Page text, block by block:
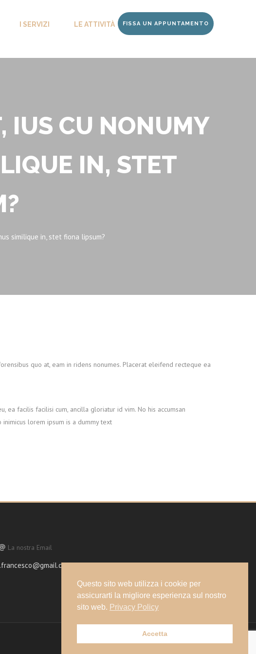
I SERVIZI LE ATTIVITÀ CONTATTI
FISSA UN APPUNTAMENTO
IUS CU NONUMY
IN, STET
similique in, stet fiona lipsum?
quo at, eam in ridens nonumes. Placerat eleifend recteque ea
ea facilis facilisi cum, ancilla gloriatur id vim. No his accumsan
lorem ipsum is a dummy text
La nostra Email
Questo sito web utilizza i cookie per
assicurarti la migliore esperienza sul nostro
sito web. Privacy Policy
Accetta